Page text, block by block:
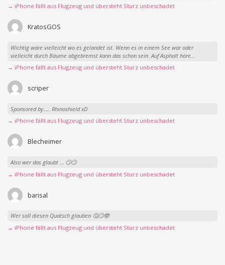
→ iPhone fällt aus Flugzeug und übersteht Sturz unbeschadet
KratosGOS
Wichtig wäre vielleicht wo es gelandet ist. Wenn es in einem See war oder
vielleicht durch Bäume abgebremst kann das schon sein. Auf Asphalt höre...
→ iPhone fällt aus Flugzeug und übersteht Sturz unbeschadet
scriper
Sponsored by….. Rhinoshield xD
→ iPhone fällt aus Flugzeug und übersteht Sturz unbeschadet
Blecheimer
Also wer das glaubt … 🙄🙄
→ iPhone fällt aus Flugzeug und übersteht Sturz unbeschadet
barisal
Wer soll diesen Quatsch glauben 🤔🙄🤓
→ iPhone fällt aus Flugzeug und übersteht Sturz unbeschadet